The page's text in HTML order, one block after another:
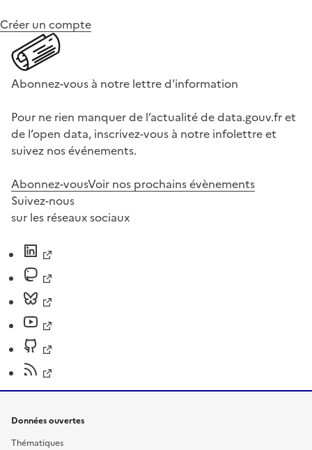
Créer un compte
Abonnez-vous à notre lettre d'information
Pour ne rien manquer de l’actualité de data.gouv.fr et
de l’open data, inscrivez-vous à notre infolettre et
suivez nos événements.
Abonnez-vousVoir nos prochains évènements
Suivez-nous
sur les réseaux sociaux
Données ouvertes
Thématiques